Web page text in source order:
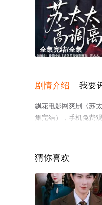
全集完结/全集
剧情介绍 我要
飘花电影网爽剧《苏
集完结），手机免费
猜你喜欢